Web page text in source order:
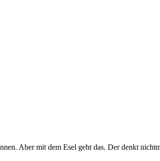
Aber mit dem Esel geht das. Der denkt